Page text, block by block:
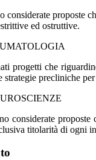
considerate
ed ostruttive.
progetti che
precliniche
considerate
titolarità di ogni